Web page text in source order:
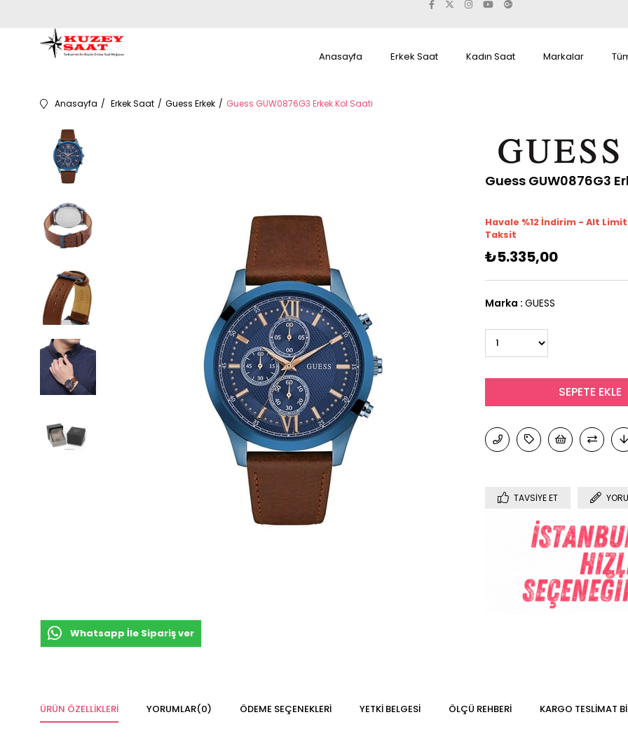
Anasayfa Erkek Saat Kadın Saat Markalar
Anasayfa Erkek Saat Guess Erkek Guess GUW0876G3 Erkek Kol Saati
Whatsapp İle Sipariş ver
Guess GUW0876G3
Havale %12 İndirim - Alt Limit
Taksit
₺5.335,00
Marka : GUESS
TAVSIYE ET
ÜRÜN ÖZELLIKLERI YORUMLAR(0) ÖDEME SEÇENEKLERI YETKİ BELGESİ ÖLÇÜ REHBERI KARGO TESLIMAT